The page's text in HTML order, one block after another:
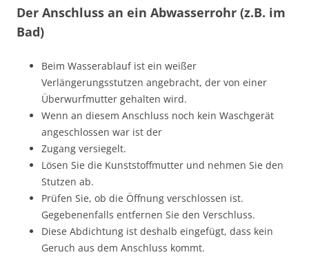
Der Anschluss an ein Abwasserrohr (z.B. im
Bad)
Beim Wasserablauf ist ein weißer
Verlängerungsstutzen angebracht, der von einer
Überwurfmutter gehalten wird.
Wenn an diesem Anschluss noch kein Waschgerät
angeschlossen war ist der
Zugang versiegelt.
Lösen Sie die Kunststoffmutter und nehmen Sie den
Stutzen ab.
Prüfen Sie, ob die Öffnung verschlossen ist.
Gegebenenfalls entfernen Sie den Verschluss.
Diese Abdichtung ist deshalb eingefügt, dass kein
Geruch aus dem Anschluss kommt.